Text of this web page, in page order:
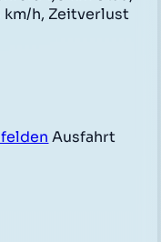
h, Zeitverlust
Ausfahrt